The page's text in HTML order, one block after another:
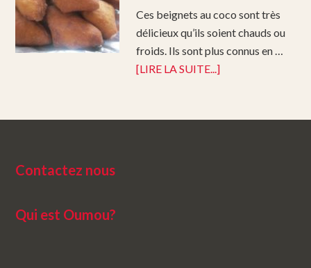
Ces beignets au coco sont très
délicieux qu’ils soient chauds ou
froids. Ils sont plus connus en …
[LIRE LA SUITE...]
Contactez nous
Qui est Oumou?